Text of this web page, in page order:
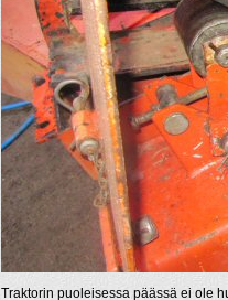
Traktorin puoleisessa päässä ei ole